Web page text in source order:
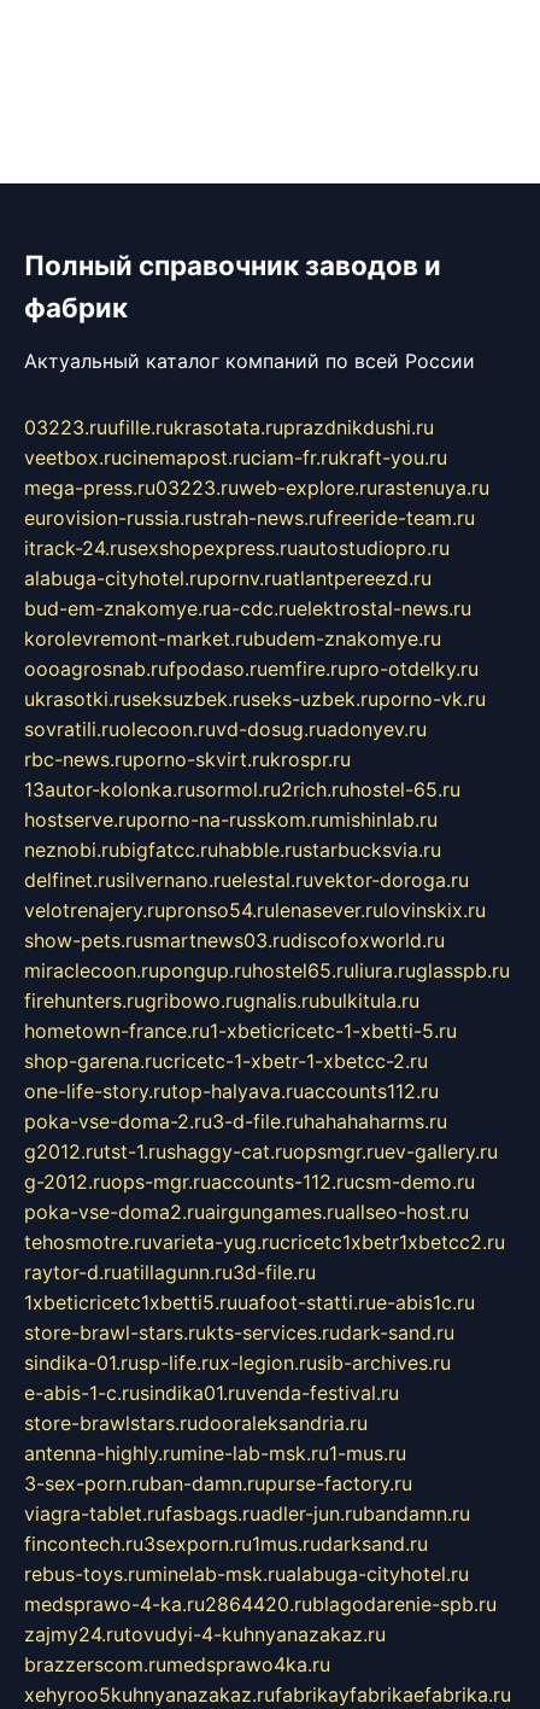
Полный справочник заводов и
фабрик
Актуальный каталог компаний по всей России
03223.ruufille.rukrasotata.ruprazdnikdushi.ru
veetbox.rucinemapost.ruciam-fr.rukraft-you.ru
mega-press.ru03223.ruweb-explore.rurastenuya.ru
eurovision-russia.rustrah-news.rufreeride-team.ru
itrack-24.rusexshopexpress.ruautostudiopro.ru
alabuga-cityhotel.rupornv.ruatlantpereezd.ru
bud-em-znakomye.rua-cdc.ruelektrostal-news.ru
korolevremont-market.rubudem-znakomye.ru
oooagrosnab.rufpodaso.ruemfire.rupro-otdelky.ru
ukrasotki.ruseksuzbek.ruseks-uzbek.ruporno-vk.ru
sovratili.ruolecoon.ruvd-dosug.ruadonyev.ru
rbc-news.ruporno-skvirt.rukrospr.ru
13autor-kolonka.rusormol.ru2rich.ruhostel-65.ru
hostserve.ruporno-na-russkom.rumishinlab.ru
neznobi.rubigfatcc.ruhabble.rustarbucksvia.ru
delfinet.rusilvernano.ruelestal.ruvektor-doroga.ru
velotrenajery.rupronso54.rulenasever.rulovinskix.ru
show-pets.rusmartnews03.rudiscofoxworld.ru
miraclecoon.rupongup.ruhostel65.ruliura.ruglasspb.ru
firehunters.rugribowo.rugnalis.rubulkitula.ru
hometown-france.ru1-xbeticricetc-1-xbetti-5.ru
shop-garena.rucricetc-1-xbetr-1-xbetcc-2.ru
one-life-story.rutop-halyava.ruaccounts112.ru
poka-vse-doma-2.ru3-d-file.ruhahahaharms.ru
g2012.rutst-1.rushaggy-cat.ruopsmgr.ruev-gallery.ru
g-2012.ruops-mgr.ruaccounts-112.rucsm-demo.ru
poka-vse-doma2.ruairgungames.ruallseo-host.ru
tehosmotre.ruvarieta-yug.rucricetc1xbetr1xbetcc2.ru
raytor-d.ruatillagunn.ru3d-file.ru
1xbeticricetc1xbetti5.ruuafoot-statti.rue-abis1c.ru
store-brawl-stars.rukts-services.rudark-sand.ru
sindika-01.rusp-life.rux-legion.rusib-archives.ru
e-abis-1-c.rusindika01.ruvenda-festival.ru
store-brawlstars.rudooraleksandria.ru
antenna-highly.rumine-lab-msk.ru1-mus.ru
3-sex-porn.ruban-damn.rupurse-factory.ru
viagra-tablet.rufasbags.ruadler-jun.rubandamn.ru
fincontech.ru3sexporn.ru1mus.rudarksand.ru
rebus-toys.ruminelab-msk.rualabuga-cityhotel.ru
medsprawo-4-ka.ru2864420.rublagodarenie-spb.ru
zajmy24.rutovudyi-4-kuhnyanazakaz.ru
brazzerscom.rumedsprawo4ka.ru
xehyroo5kuhnyanazakaz.rufabrikayfabrikaefabrika.ru